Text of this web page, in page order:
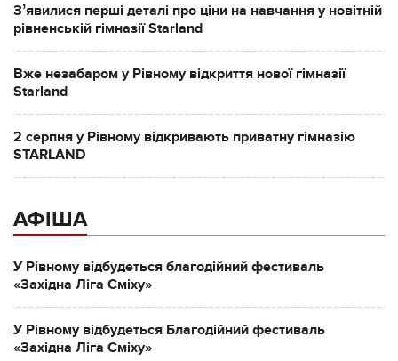
Зʼявилися перші деталі про ціни на навчання у новітній
рівненській гімназії Starland
Вже незабаром у Рівному відкриття нової гімназії
Starland
2 серпня у Рівному відкривають приватну гімназію
STARLAND
АФІША
У Рівному відбудеться благодійний фестиваль
«Західна Ліга Сміху»
У Рівному відбудеться Благодійний фестиваль
«Західна Ліга Сміху»